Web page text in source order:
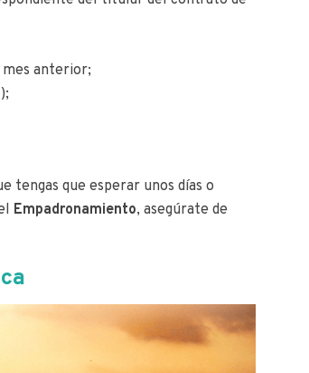
mes anterior;
tengas que esperar unos días o
Empadronamiento, asegúrate de